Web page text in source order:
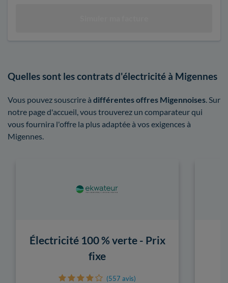
Quelles sont les contrats d'électricité à Migennes
Vous pouvez souscrire à différentes offres Migennoises . Sur
notre page d'accueil, vous trouverez un comparateur qui
vous fournira l'offre la plus adaptée à vos exigences à
Migennes.
Électricité 100 % verte - Prix
fixe
(557 avis)